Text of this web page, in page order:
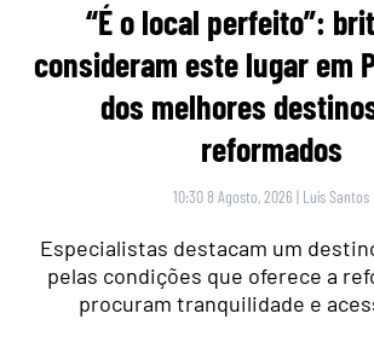
“É o local perfeito”:
consideram este lugar em
dos melhores
reformados
10:30 8 Agosto, 2026 | Luís Santos
Especialistas destacam um
pelas condições que oferece a
procuram tranquilidade e